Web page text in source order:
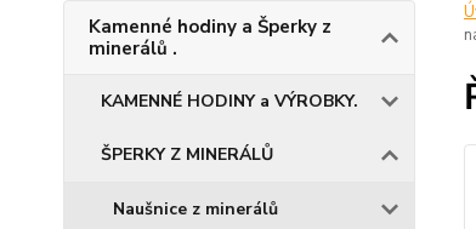
Kamenné hodiny a Šperky z
minerálů .
KAMENNÉ HODINY a VÝROBKY.
ŠPERKY Z MINERÁLŮ
Naušnice z minerálů